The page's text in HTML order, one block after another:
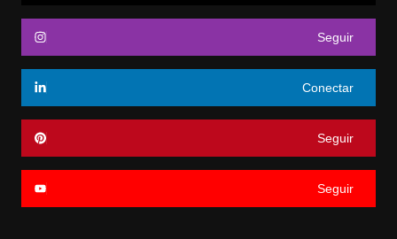
Seguir
Conectar
Seguir
Seguir